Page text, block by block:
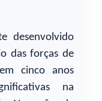
desenvolvido
das forças de
cinco anos
na